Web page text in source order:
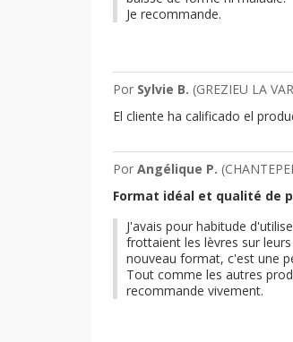
Je recommande.
Por Sylvie B. (GREZIEU LA
El cliente ha calificado el
Por Angélique P.
Format idéal et qualité de
J'avais pour habitude
frottaient les lèvres sur
nouveau format, c'est une
Tout comme les autres
recommande vivement.